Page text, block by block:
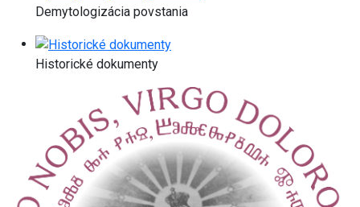
Demytologizácia povstania
Historické dokumenty